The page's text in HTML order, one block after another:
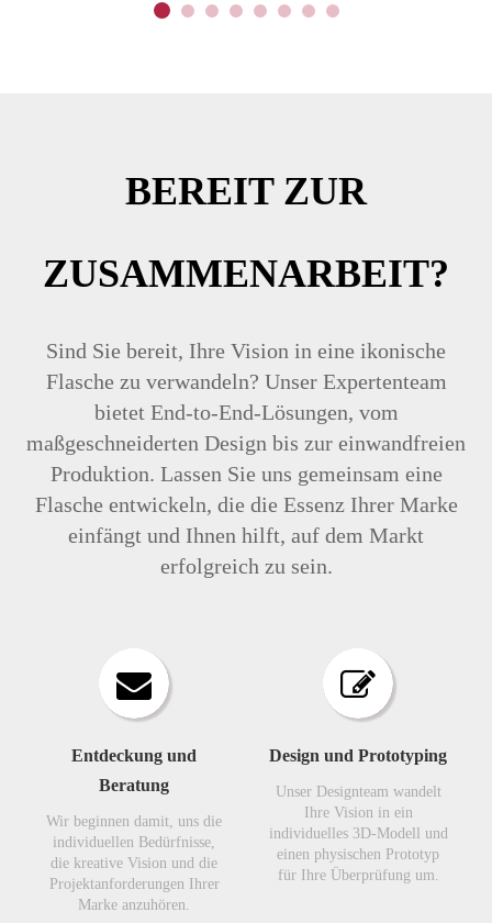
BEREIT ZUR
ZUSAMMENARBEIT?
Sind Sie bereit, Ihre Vision in eine ikonische
Flasche zu verwandeln? Unser Expertenteam
bietet End-to-End-Lösungen, vom
maßgeschneiderten Design bis zur einwandfreien
Produktion. Lassen Sie uns gemeinsam eine
Flasche entwickeln, die die Essenz Ihrer Marke
einfängt und Ihnen hilft, auf dem Markt
erfolgreich zu sein.
Entdeckung und
Beratung
Wir beginnen damit, uns die
individuellen Bedürfnisse,
die kreative Vision und die
Projektanforderungen Ihrer
Marke anzuhören.​​​​​​​
Design und Prototyping
Unser Designteam wandelt
Ihre Vision in ein
individuelles 3D-Modell und
einen physischen Prototyp
für Ihre Überprüfung um.​​​​​​​